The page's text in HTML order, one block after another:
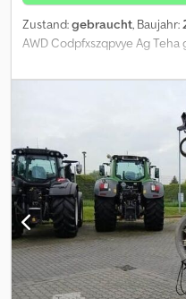
Zustand:gebraucht, Baujahr:
AWD Codpfxszqpvye Ag Teha
Rasenmähroboter
Gebrauchtgegenstände
gemäß §25a UstG –